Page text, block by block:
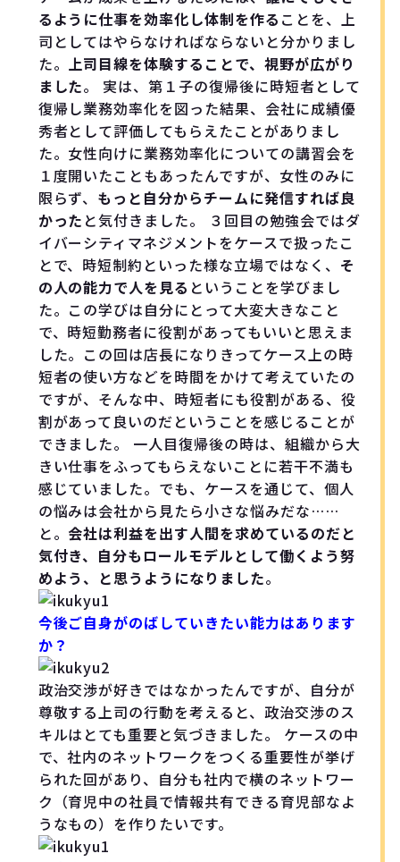
るように仕事を効率化し体制を作る ことを、上
司としてはやらなければならないと分かりまし
た。 上司目線を体験することで、視野が広がり
ました。 実は、第１子の復帰後に時短者として
復帰し業務効率化を図った結果、会社に成績優
秀者として評価してもらえたことがありまし
た。女性向けに業務効率化についての講習会を
１度開いたこともあったんですが、女性のみに
限らず、 もっと自分からチームに発信すれば良
かった と気付きました。 ３回目の勉強会ではダ
イバーシティマネジメントをケースで扱ったこ
とで、時短制約といった様な立場ではなく、 そ
の人の能力で人を見る ということを学びまし
た。この学びは自分にとって大変大きなこと
で、時短勤務者に役割があってもいいと思えま
した。この回は店長になりきってケース上の時
短者の使い方などを時間をかけて考えていたの
ですが、そんな中、時短者にも役割がある、役
割があって良いのだということを感じることが
できました。 一人目復帰後の時は、組織から大
きい仕事をふってもらえないことに若干不満も
感じていました。でも、ケースを通じて、個人
の悩みは会社から見たら小さな悩みだな……
と。 会社は利益を出す人間を求めているのだと
気付き、自分もロールモデルとして働くよう努
めよう、と思うようになりました。
今後ご自身がのばしていきたい能力はあります
か？
政治交渉が好きではなかったんですが、自分が
尊敬する上司の行動を考えると、政治交渉のス
キルはとても重要と気づきました。 ケースの中
で、社内のネットワークをつくる重要性が挙げ
られた回があり、自分も社内で横のネットワー
ク（育児中の社員で情報共有できる育児部なよ
うなもの）を作りたいです。